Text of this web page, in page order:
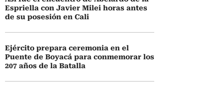
Espriella con Javier Milei horas antes
de su posesión en Cali
Ejército prepara ceremonia en el
Puente de Boyacá para conmemorar los
207 años de la Batalla